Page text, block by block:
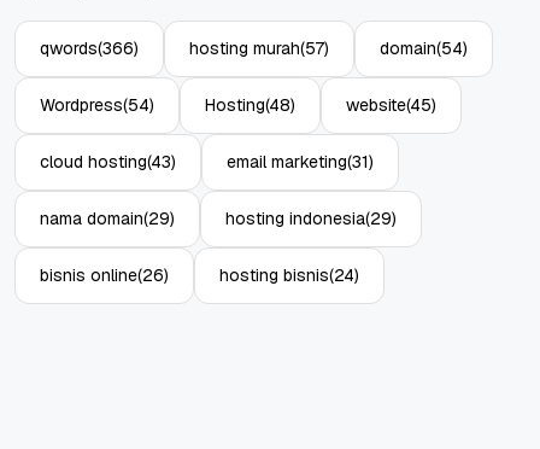
qwords(366) hosting murah(57) domain(54)
Wordpress(54) Hosting(48) website(45)
cloud hosting(43) email marketing(31)
nama domain(29) hosting indonesia(29)
bisnis online(26) hosting bisnis(24)